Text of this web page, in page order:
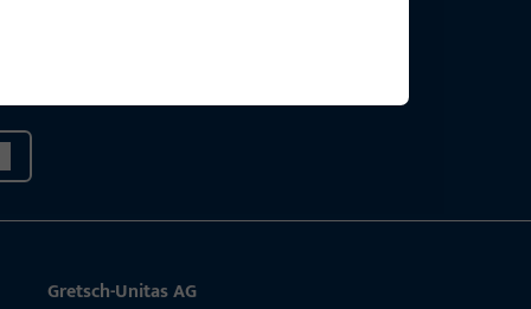
Gretsch-Unitas AG